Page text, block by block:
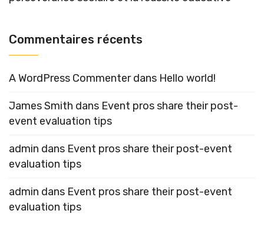
Commentaires récents
A WordPress Commenterdans Hello world!
James Smith dans Event pros share their post-
event evaluation tips
admin dans Event pros share their post-event
evaluation tips
admin dans Event pros share their post-event
evaluation tips